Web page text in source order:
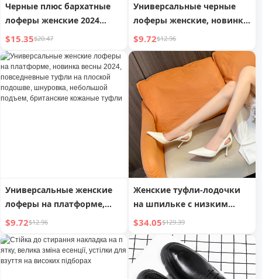
Черные плюс бархатные
лоферы женские 2024
новинка осень-зима
хлопковые туфли ретро
платформа набивная
плоская британская
кожаная обувь
$15.35$20.47
Универсальные черные
лоферы женские, новинка
2024 года, осень, толстая
подошва, мягкая
подошва, нескользящие,
базовые, форма JK,
маленькие кожаные
туфли
$9.72$12.96
Универсальные женские
лоферы на платформе,
новинка весны 2024,
повседневные туфли на
плоской подошве,
шнуровка, небольшой
$9.72$12.96
Женские туфли-лодочки
на шпильке с низким
вырезом
$34.05$129.39